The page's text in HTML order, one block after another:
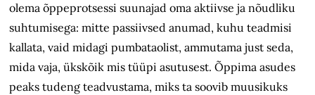
olema õppeprotsessi suunajad oma aktiivse ja nõudliku
suhtumisega: mitte passiivsed anumad, kuhu teadmisi
kallata, vaid midagi pumbataolist, ammutama just seda,
mida vaja, ükskõik mis tüüpi asutusest. Õppima asudes
peaks tudeng teadvustama, miks ta soovib muusikuks